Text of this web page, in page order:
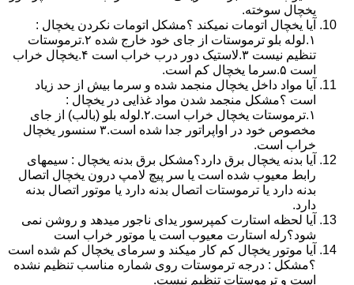
یخچال سوخته.
آیا یخچال اتومات نمیکند ؟مشکل اتومات نکردن یخچال :
۱.لوله بلو ترموستات از جای خود خارج شده ۲.ترموستات
تنظیم نیست ۳.لاستیک دور درب خراب است ۴.یخچال خراب
است ۵.سرما یخچال کم است.
آیا مواد داخل یخچال منجمد شده و سرما بیش از حد زیاد
است ؟مشکل منجمد شدن مواد غذایی در یخچال :
۱.ترموستات یخچال خراب است.۲.لوله بلو (بالب) از جای
مخصوص خود در اواپراتور جدا شده است.۳ سنسور یخچال
خراب است.
آیا بدنه یخچال برق دارد؟مشکل برق بدنه یخچال : سیمهای
رابط معیوب شده است یا سر پیچ لامپ درون یخچال اتصال
بدنه دارد یا ترموستات اتصال بدنه دارد یا موتور اتصال بدنه
دارد.
آیا لحظه استارت کمپرسور یدای ناجور میدهد و روشن نمی
شود؟رله استارت معیوب است یا موتور خراب است
آیا موتور یخچال کم کار میکند و سرمای یخچال کم شده است
؟مشکل : درجه ترموستات روی شماره مناسب تنظیم نشده
است و ترموستات تنظیم نیست.